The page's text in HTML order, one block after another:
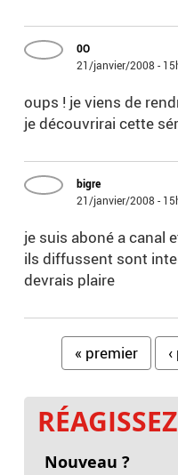
0O
21/janvier/2008 -
oups ! je viens de
je découvrirai cette
bigre
21/janvier/2008 -
je suis aboné a canal
ils diffussent sont
devrais plaire
Pages
« premier
RÉAGISSEZ
Nouveau ?